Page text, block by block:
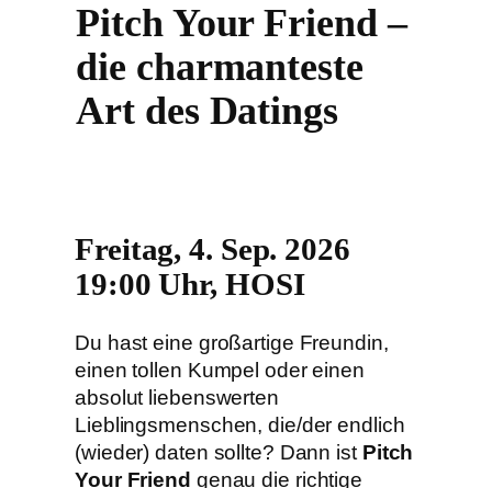
Pitch Your Friend –
die charmanteste
Art des Datings
Freitag, 4. Sep. 2026
19:00 Uhr, HOSI
Du hast eine großartige Freundin,
einen tollen Kumpel oder einen
absolut liebenswerten
Lieblingsmenschen, die/der endlich
(wieder) daten sollte? Dann ist Pitch
Your Friend genau die richtige